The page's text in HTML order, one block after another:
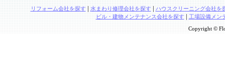
リフォーム会社を探す | 水まわり修理会社を探す | ハウスクリーニング会社を
ビル・建物メンテナンス会社を探す| 工場設備メン
Copyright ©